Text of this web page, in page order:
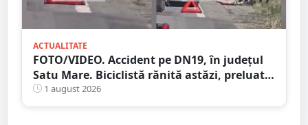
ACTUALITATE
FOTO/VIDEO. Accident pe DN19, în județul
Satu Mare. Biciclistă rănită astăzi, preluată
de Ambulanță
1 august 2026